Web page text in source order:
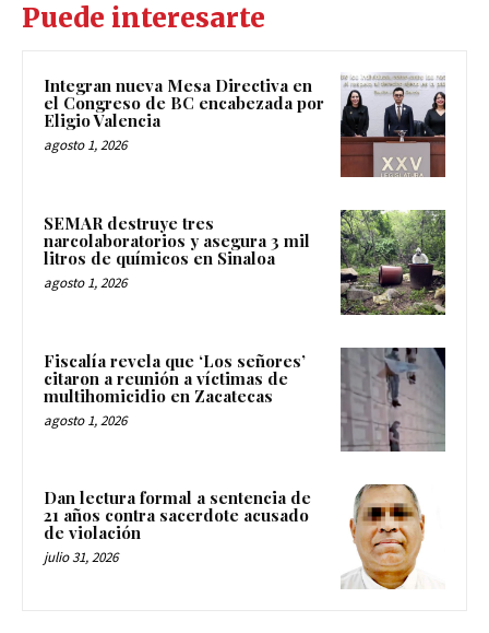
Puede interesarte
Integran nueva Mesa Directiva en
el Congreso de BC encabezada por
Eligio Valencia
agosto 1, 2026
SEMAR destruye tres
narcolaboratorios y asegura 3 mil
litros de químicos en Sinaloa
agosto 1, 2026
Fiscalía revela que ‘Los señores’
citaron a reunión a víctimas de
multihomicidio en Zacatecas
agosto 1, 2026
Dan lectura formal a sentencia de
21 años contra sacerdote acusado
de violación
julio 31, 2026